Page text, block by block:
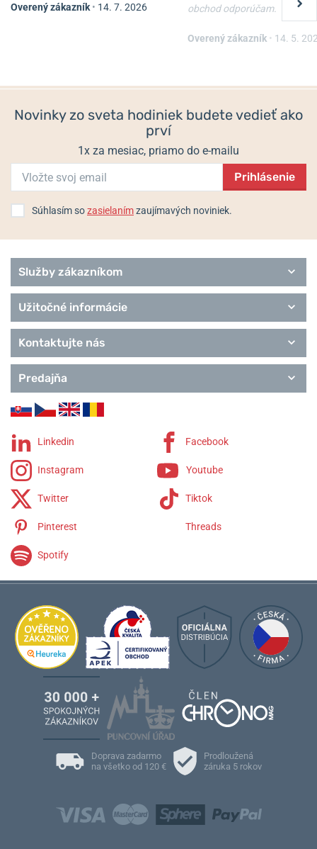
Overený zákazník • 14. 7. 2026
obchod odporúčam.
Overený zákazník • 14. 5.
Novinky zo sveta hodiniek budete vedieť ako
prví
1x za mesiac, priamo do e-mailu
Prihlásenie
Súhlasím sozasielanímzaujímavých noviniek.
Služby zákazníkom
Užitočné informácie
Kontaktujte nás
Predajňa
Linkedin Facebook
Instagram Youtube
Twitter Tiktok
Pinterest Threads
Spotify
Doprava zadarmo
na všetko od 120 €
Prodloužená
záruka 5 rokov